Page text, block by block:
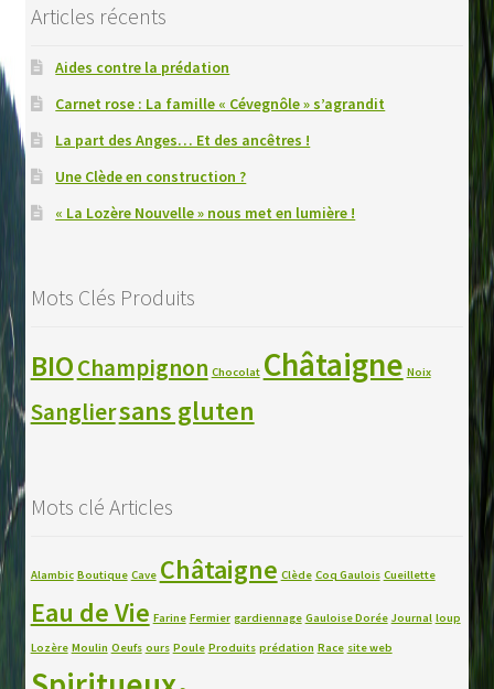
Articles récents
Aides contre la prédation
Carnet rose : La famille « Cévegnôle » s’agrandit
La part des Anges… Et des ancêtres !
Une Clède en construction ?
« La Lozère Nouvelle » nous met en lumière !
Mots Clés Produits
BIOChampignon Chocolat Châtaigne Noix
Sangliersans gluten
Mots clé Articles
Alambic Boutique Cave Châtaigne Clède Coq Gaulois Cueillette
Eau de Vie Farine Fermier gardiennage Gauloise Dorée Journal loup
Lozère Moulin Oeufs ours Poule Produits prédation Race site web